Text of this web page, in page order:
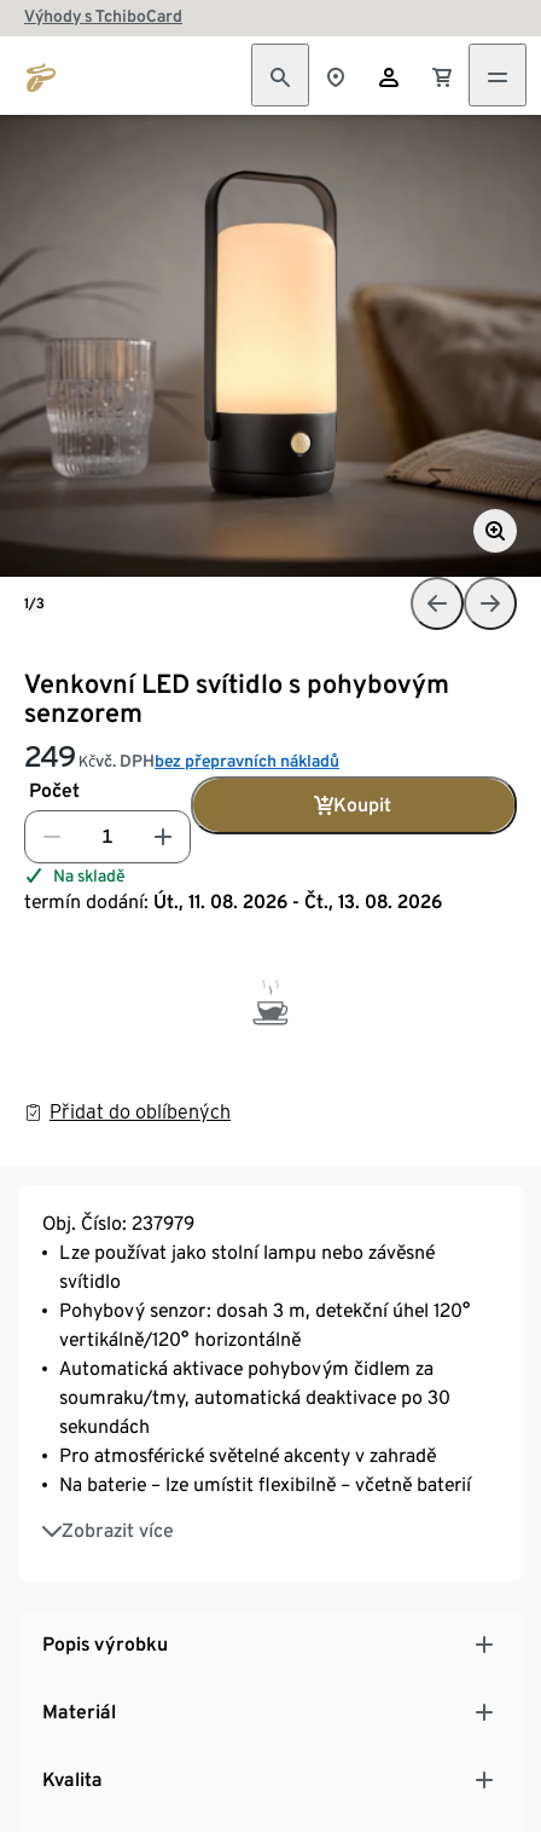
Výhody s TchiboCard
Venkovní LED svítidlo s pohybovým
senzorem
249 Kčvč. DPHbez přepravních nákladů
Počet
Koupit
Na skladě
termín dodání: Út., 11. 08. 2026 - Čt., 13. 08. 2026
Přidat do oblíbených
1/3
Obj. Číslo: 237979
Lze používat jako stolní lampu nebo závěsné
svítidlo
Pohybový senzor: dosah 3 m, detekční úhel 120°
vertikálně/120° horizontálně
Automatická aktivace pohybovým čidlem za
soumraku/tmy, automatická deaktivace po 30
sekundách
Pro atmosférické světelné akcenty v zahradě
Na baterie – lze umístit flexibilně – včetně baterií
Zobrazit více
Pevně zabudované LED – teplé bílé světlo
Popis výrobku
Materiál
Kvalita